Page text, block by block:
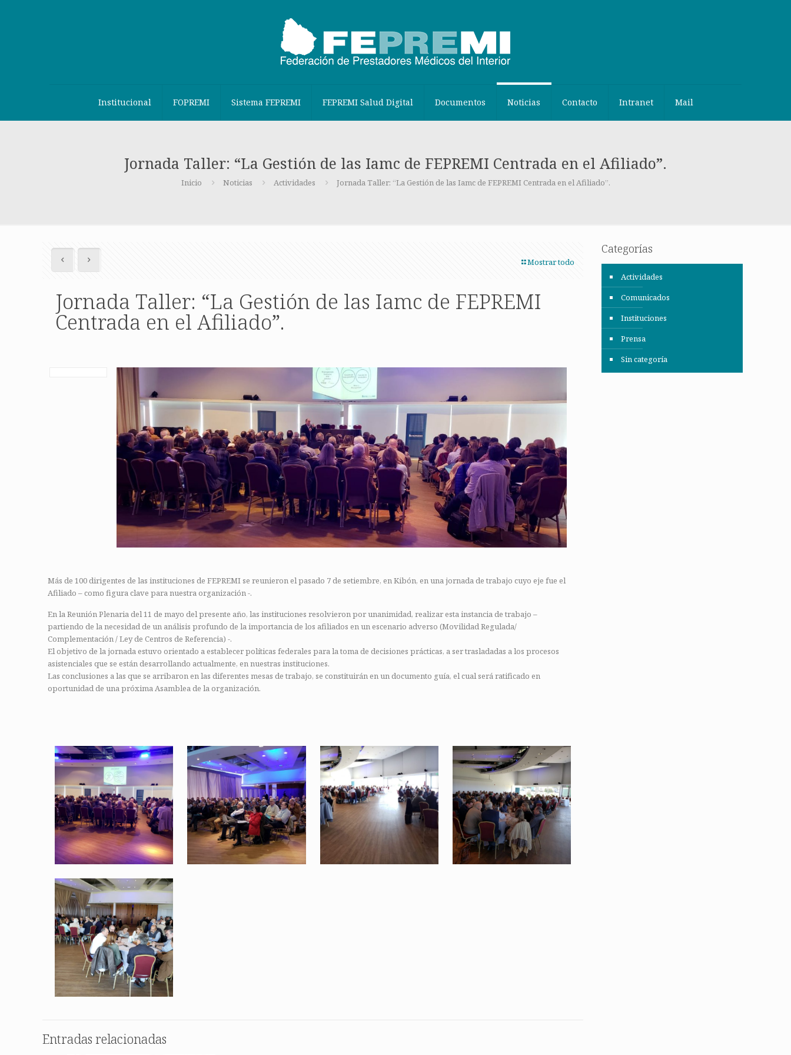
Institucional FOPREMI Sistema FEPREMI FEPREMI Salud Digital Documentos Noticias Contacto Intranet Mail
Jornada Taller: “La Gestión de las Iamc de FEPREMI Centrada en el Afiliado”.
Inicio Noticias Actividades Jornada Taller: “La Gestión de las Iamc de FEPREMI Centrada en el Afiliado”.
Mostrar todo
Jornada Taller: “La Gestión de las Iamc de FEPREMI
Centrada en el Afiliado”.
Más de 100 dirigentes de las instituciones de FEPREMI se reunieron el pasado 7 de setiembre, en Kibón, en una jornada de trabajo cuyo eje fue el
Afiliado – como figura clave para nuestra organización -.
En la Reunión Plenaria del 11 de mayo del presente año, las instituciones resolvieron por unanimidad, realizar esta instancia de trabajo –
partiendo de la necesidad de un análisis profundo de la importancia de los afiliados en un escenario adverso (Movilidad Regulada/
Complementación / Ley de Centros de Referencia) -.
El objetivo de la jornada estuvo orientado a establecer políticas federales para la toma de decisiones prácticas, a ser trasladadas a los procesos
asistenciales que se están desarrollando actualmente, en nuestras instituciones.
Las conclusiones a las que se arribaron en las diferentes mesas de trabajo, se constituirán en un documento guía, el cual será ratificado en
oportunidad de una próxima Asamblea de la organización.
Entradas relacionadas
Categorías
Actividades
Comunicados
Instituciones
Prensa
Sin categoría